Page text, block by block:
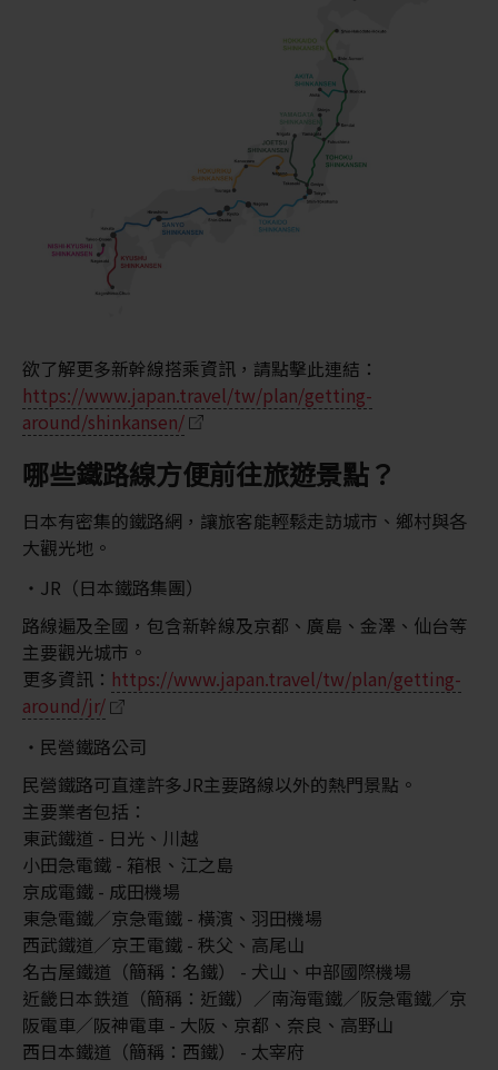
欲了解更多新幹線搭乘資訊，請點擊此連結：
https://www.japan.travel/tw/plan/getting-
around/shinkansen/
哪些鐵路線方便前往旅遊景點？
日本有密集的鐵路網，讓旅客能輕鬆走訪城市、鄉村與各
大觀光地。
JR（日本鐵路集團）
路線遍及全國，包含新幹線及京都、廣島、金澤、仙台等
主要觀光城市。
更多資訊： https://www.japan.travel/tw/plan/getting-
around/jr/
民營鐵路公司
民營鐵路可直達許多JR主要路線以外的熱門景點。
主要業者包括：
東武鐵道 - 日光、川越
小田急電鐵 - 箱根、江之島
京成電鐵 - 成田機場
東急電鐵／京急電鐵 - 橫濱、羽田機場
西武鐵道／京王電鐵 - 秩父、高尾山
名古屋鐵道（簡稱：名鐵） - 犬山、中部國際機場
近畿日本鉄道（簡稱：近鐵）／南海電鐵／阪急電鐵／京
阪電車／阪神電車 - 大阪、京都、奈良、高野山
西日本鐵道（簡稱：西鐵） - 太宰府